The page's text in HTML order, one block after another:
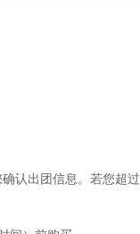
认出团信息。若您超